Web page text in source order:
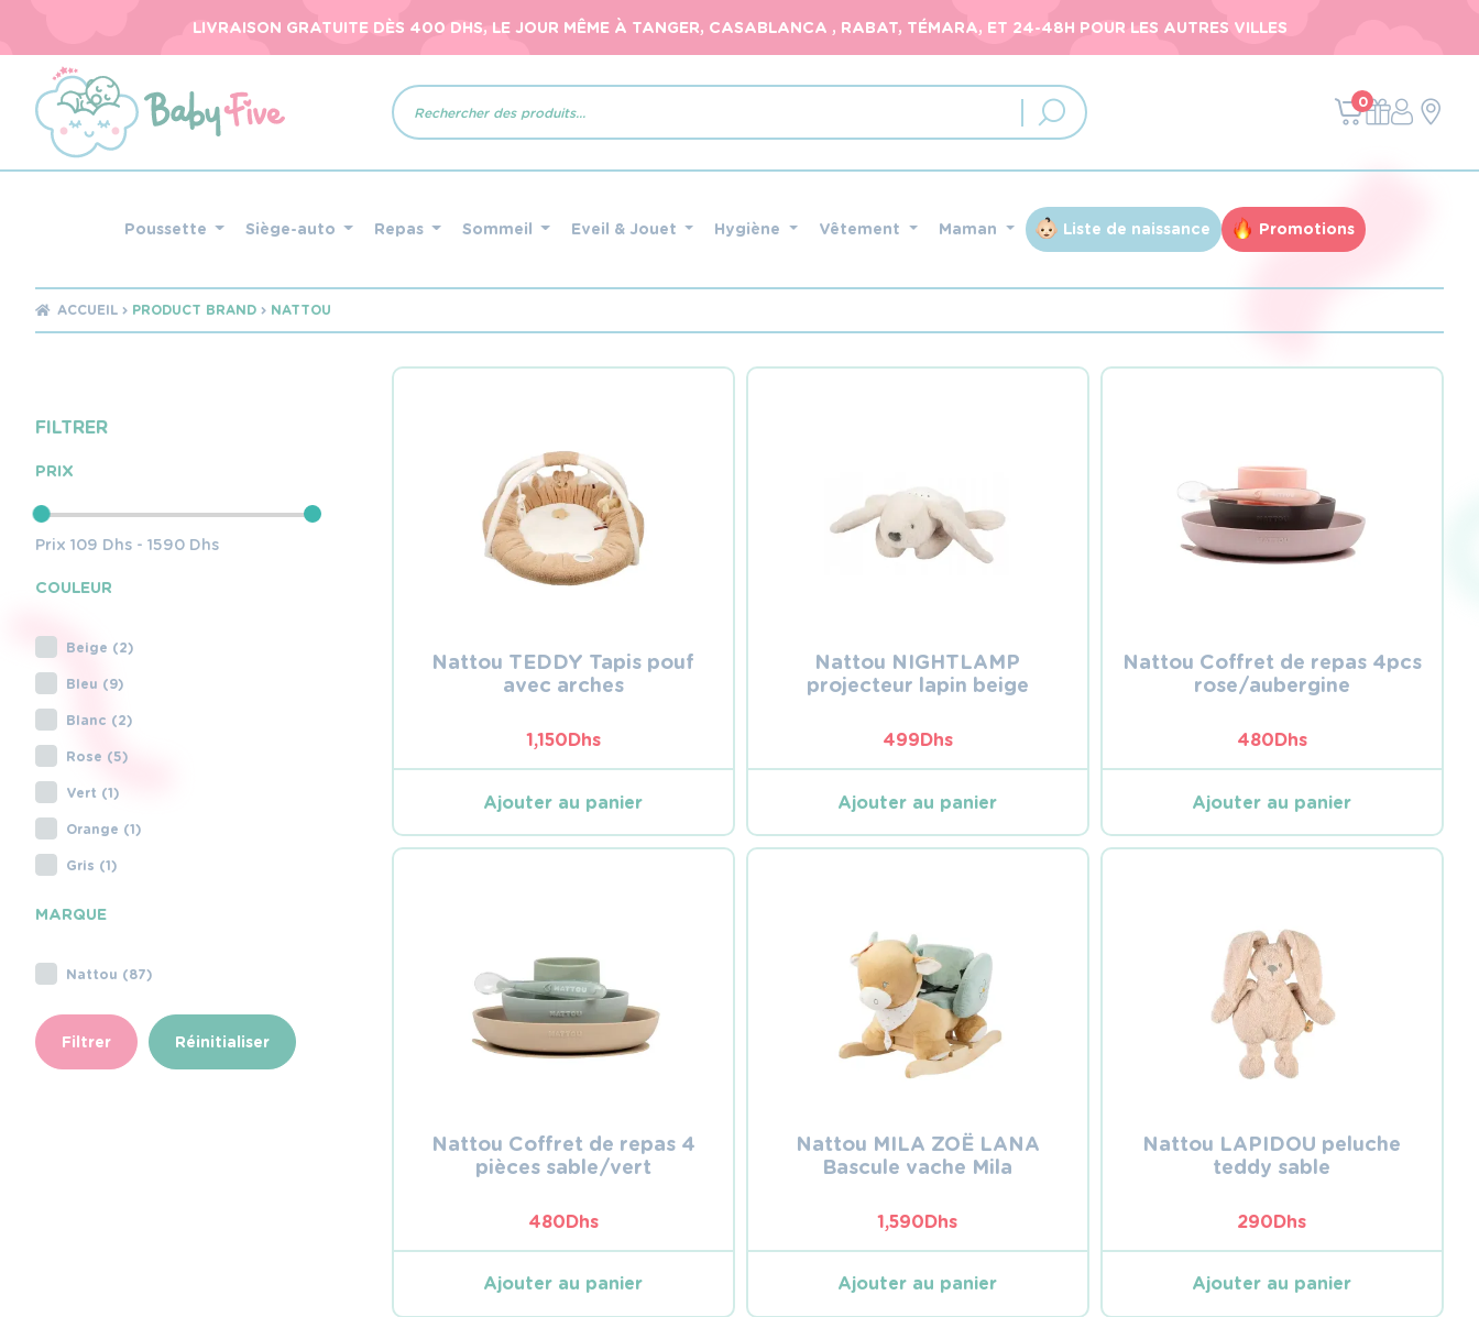
LIVRAISON GRATUITE DÈS 400 DHS, LE JOUR MÊME À TANGER, CASABLANCA , RABAT, TÉMARA, ET 24-48H POUR LES AUTRES VILLES
Recherche
de
produits
0
Poussette Siège-auto Repas Sommeil Eveil & Jouet Hygiène Vêtement Maman Liste de naissance Promotions
ACCUEIL PRODUCT BRAND NATTOU
FILTRER
PRIX
Prix 109 Dhs - 1590 Dhs
COULEUR
Beige (2)
Bleu (9)
Blanc (2)
Rose (5)
Vert (1)
Orange (1)
Gris (1)
MARQUE
Nattou (87)
Filtrer Réinitialiser
Nattou TEDDY Tapis pouf
avec arches
1,150Dhs
Ajouter au panier
Nattou NIGHTLAMP
projecteur lapin beige
499Dhs
Ajouter au panier
Nattou Coffret de repas 4pcs
rose/aubergine
480Dhs
Ajouter au panier
Nattou Coffret de repas 4
pièces sable/vert
480Dhs
Ajouter au panier
Nattou MILA ZOË LANA
Bascule vache Mila
1,590Dhs
Ajouter au panier
Nattou LAPIDOU peluche
teddy sable
290Dhs
Ajouter au panier